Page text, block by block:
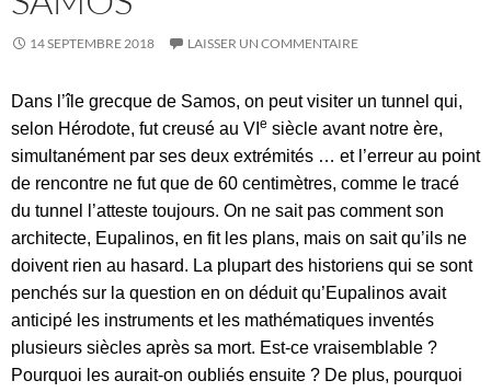
14 SEPTEMBRE 2018 LAISSER UN COMMENTAIRE
Dans l’île grecque de Samos, on peut visiter un tunnel qui,
selon Hérodote, fut creusé au VI e siècle avant notre ère,
simultanément par ses deux extrémités … et l’erreur au point
de rencontre ne fut que de 60 centimètres, comme le tracé
du tunnel l’atteste toujours. On ne sait pas comment son
architecte, Eupalinos, en fit les plans, mais on sait qu’ils ne
doivent rien au hasard. La plupart des historiens qui se sont
penchés sur la question en on déduit qu’Eupalinos avait
anticipé les instruments et les mathématiques inventés
plusieurs siècles après sa mort. Est-ce vraisemblable ?
Pourquoi les aurait-on oubliés ensuite ? De plus, pourquoi